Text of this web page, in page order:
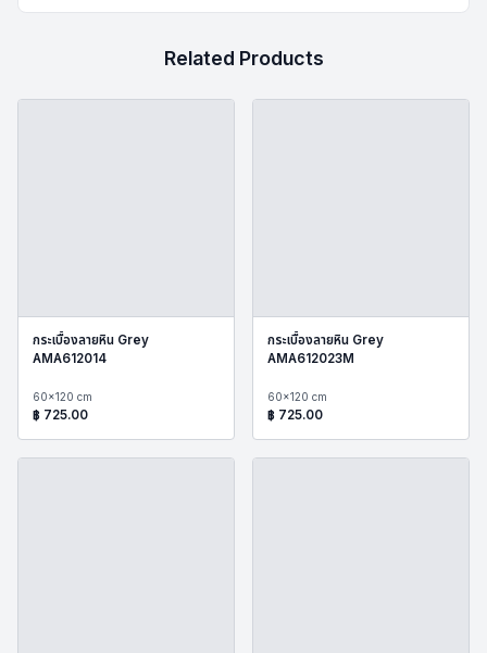
Related Products
กระเบื้องลายหิน Grey
AMA612014
60x120 cm
฿ 725.00
กระเบื้องลายหิน Grey
AMA612023M
60x120 cm
฿ 725.00